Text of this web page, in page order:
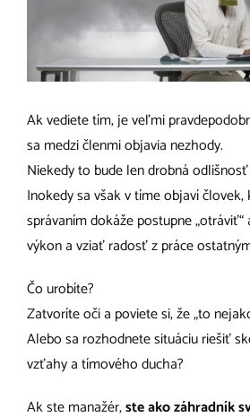
Ak vediete tím, je veľmi
sa medzi členmi objavia nezhody.
Niekedy to bude len drobná
Inokedy sa však v tíme objaví
správaním dokáže postupne
výkon a vziať radosť z práce
Čo urobíte?
Zatvoríte oči a poviete si, že „to
Alebo sa rozhodnete situáciu riešiť
vzťahy a tímového ducha?
Ak ste manažér,ste ako záhradník